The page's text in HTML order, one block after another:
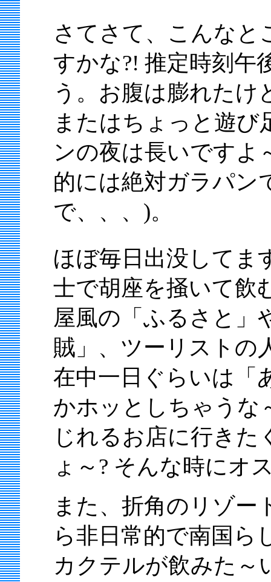
さてさて、こんなと
すかな?! 推定時刻午
う。お腹は膨れたけ
またはちょっと遊
ンの夜は長いですよ
的には絶対ガラパン
で、、、)。
ほぼ毎日出没してま
士で胡座を掻いて飲
屋風の「ふるさと」
賊」、ツーリストの
在中一日ぐらいは「
かホッとしちゃうな
じれるお店に行きた
ょ～? そんな時にオ
また、折角のリゾー
ら非日常的で南国ら
カクテルが飲みた～